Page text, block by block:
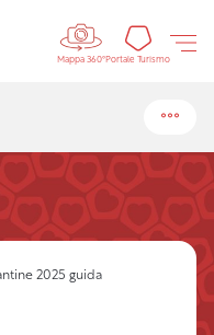
Controls
Mappa 360°Portale Turismo
2025 guida